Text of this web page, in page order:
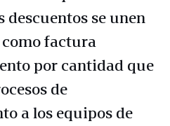
descuentos se unen
factura
por cantidad que
de
a los equipos de